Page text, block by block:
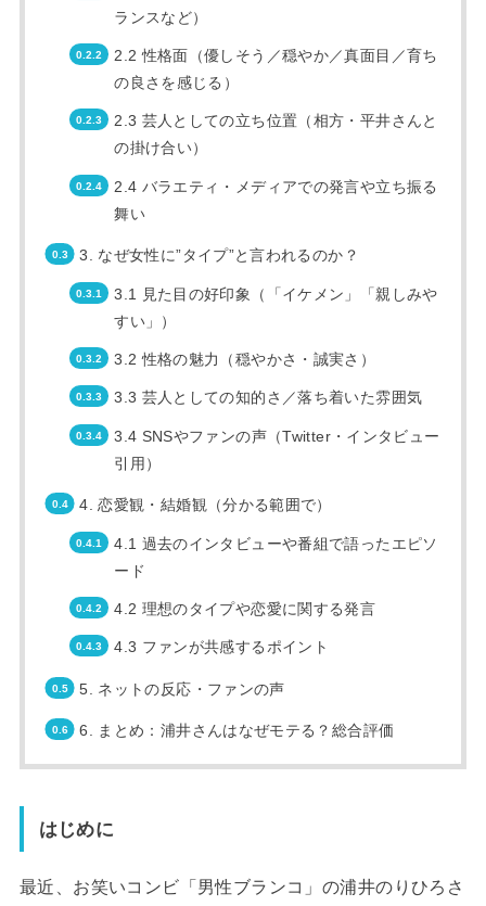
ランスなど）
2.2 性格面（優しそう／穏やか／真面目／育ち
の良さを感じる）
2.3 芸人としての立ち位置（相方・平井さんと
の掛け合い）
2.4 バラエティ・メディアでの発言や立ち振る
舞い
3. なぜ女性に”タイプ”と言われるのか？
3.1 見た目の好印象（「イケメン」「親しみや
すい」）
3.2 性格の魅力（穏やかさ・誠実さ）
3.3 芸人としての知的さ／落ち着いた雰囲気
3.4 SNSやファンの声（Twitter・インタビュー
引用）
4. 恋愛観・結婚観（分かる範囲で）
4.1 過去のインタビューや番組で語ったエピソ
ード
4.2 理想のタイプや恋愛に関する発言
4.3 ファンが共感するポイント
5. ネットの反応・ファンの声
6. まとめ：浦井さんはなぜモテる？総合評価
はじめに
最近、お笑いコンビ「男性ブランコ」の浦井のりひろさ